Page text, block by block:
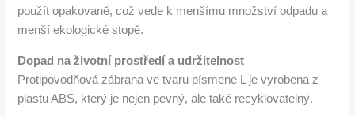
použít opakovaně, což vede k menšímu množství odpadu a
menší ekologické stopě.
Dopad na životní prostředí a udržitelnost
Protipovodňová zábrana ve tvaru písmene L je vyrobena z
plastu ABS, který je nejen pevný, ale také recyklovatelný.